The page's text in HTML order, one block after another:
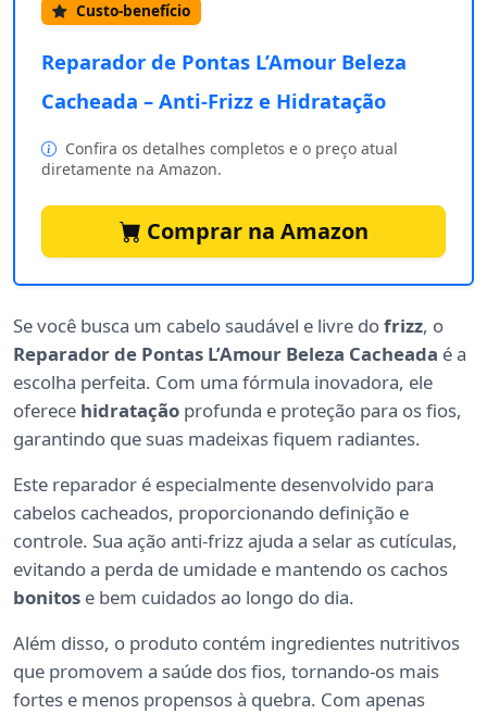
Custo-benefício
Reparador de Pontas L’Amour Beleza
Cacheada – Anti-Frizz e Hidratação
Confira os detalhes completos e o preço atual
diretamente na Amazon.
Comprar na Amazon
Se você busca um cabelo saudável e livre dofrizz, o
Reparador de Pontas L’Amour Beleza Cacheada é a
escolha perfeita. Com uma fórmula inovadora, ele
oferece hidratação profunda e proteção para os fios,
garantindo que suas madeixas fiquem radiantes.
Este reparador é especialmente desenvolvido para
cabelos cacheados, proporcionando definição e
controle. Sua ação anti-frizz ajuda a selar as cutículas,
evitando a perda de umidade e mantendo os cachos
bonitos e bem cuidados ao longo do dia.
Além disso, o produto contém ingredientes nutritivos
que promovem a saúde dos fios, tornando-os mais
fortes e menos propensos à quebra. Com apenas